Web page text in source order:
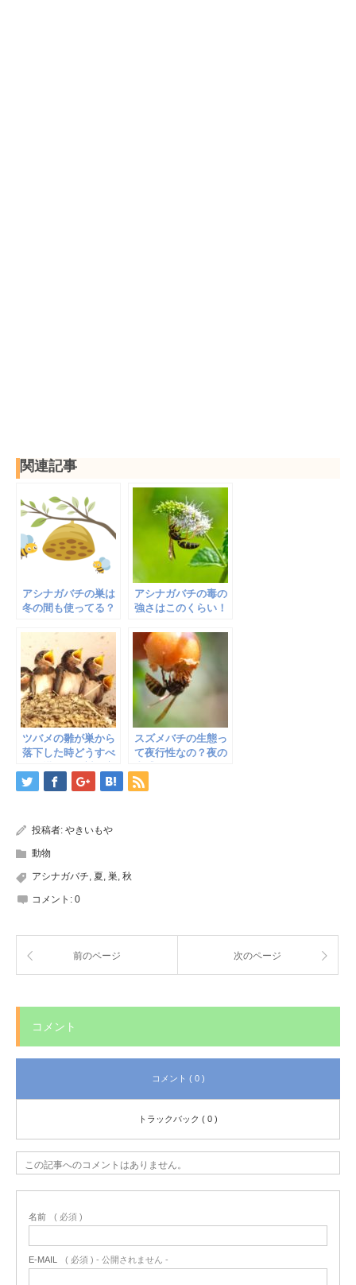
関連記事
アシナガバチの巣は
冬の間も使ってる？
アシナガバチの毒の
強さはこのくらい！
ョックに注意
ツバメの雛が巣から
落下した時どうすべ
法
スズメバチの生態っ
て夜行性なの？夜の
投稿者: やきいもや
動物
アシナガバチ, 夏, 巣, 秋
コメント: 0
前のページ 次のページ
コメント
コメント ( 0 )
トラックバック ( 0 )
この記事へのコメントはありません。
名前 ( 必須 )
E-MAIL ( 必須 ) - 公開されません -